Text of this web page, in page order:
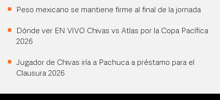
Peso mexicano se mantiene firme al final de la jornada
Dónde ver EN VIVO Chivas vs Atlas por la Copa Pacífica
2026
Jugador de Chivas iría a Pachuca a préstamo para el
Clausura 2026